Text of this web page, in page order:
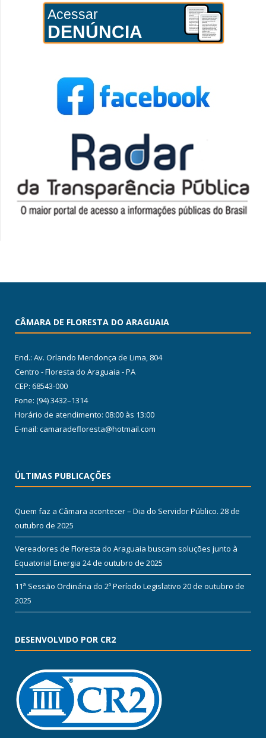
Acessar
DENÚNCIA
CÂMARA DE FLORESTA DO ARAGUAIA
End.: Av. Orlando Mendonça de Lima, 804
Centro - Floresta do Araguaia - PA
CEP: 68543-000
Fone: (94) 3432–1314
Horário de atendimento: 08:00 às 13:00
E-mail: camaradefloresta@hotmail.com
ÚLTIMAS PUBLICAÇÕES
Quem faz a Câmara acontecer – Dia do Servidor Público. 28 de
outubro de 2025
Vereadores de Floresta do Araguaia buscam soluções junto à
Equatorial Energia 24 de outubro de 2025
11ª Sessão Ordinária do 2º Período Legislativo 20 de outubro de
2025
DESENVOLVIDO POR CR2